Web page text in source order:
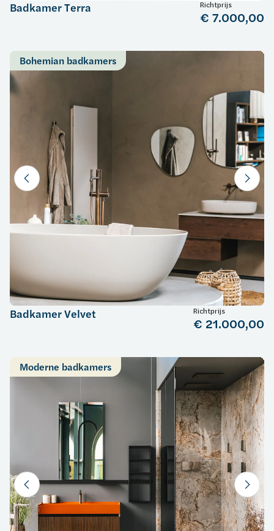
Badkamer Terra Richtprijs
€ 7.000,00
Bohemian badkamers
Badkamer Velvet Richtprijs
€ 21.000,00
Moderne badkamers